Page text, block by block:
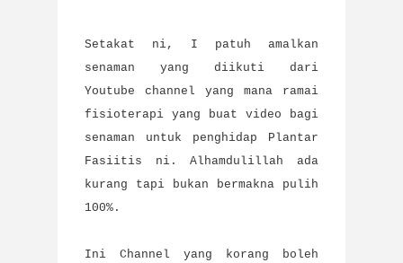
Setakat ni, I patuh amalkan
senaman yang diikuti dari
Youtube channel yang mana ramai
fisioterapi yang buat video bagi
senaman untuk penghidap Plantar
Fasiitis ni. Alhamdulillah ada
kurang tapi bukan bermakna pulih
100%.
Ini Channel yang korang boleh